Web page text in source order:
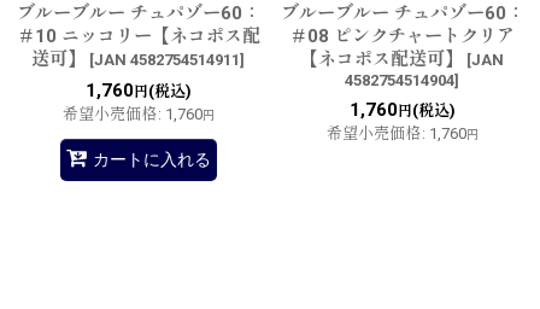
ブルーブルー チュパゾー60：
＃10 ニッコリー【ネコポス配
送可】
[JAN 4582754514911]
1,760円(税込)
希望小売価格: 1,760円
カートに入れる
ブルーブルー チュパゾー60：
＃08 ピンクチャートクリア
【ネコポス配送可】
[JAN
4582754514904]
1,760円(税込)
希望小売価格: 1,760円